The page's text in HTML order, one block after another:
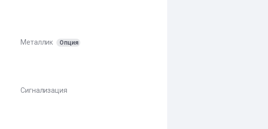
Металлик Опция
Сигнализация